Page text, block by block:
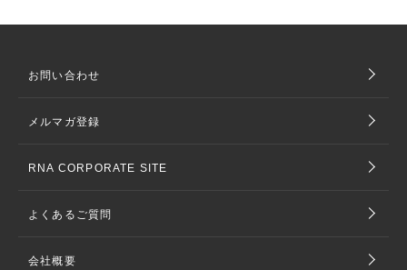
お問い合わせ
メルマガ登録
RNA CORPORATE SITE
よくあるご質問
会社概要